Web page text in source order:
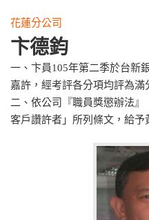
花蓮分公司
卞德鈞
一、卞員105年第二季於台新
嘉許，經考評各分項均評為滿
二、依公司『職員獎懲辦法
客戶讚許者」所列條文，給予